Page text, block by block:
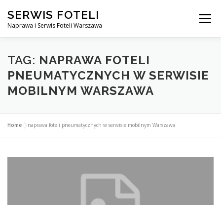
treści
SERWIS FOTELI
Naprawa i Serwis Foteli Warszawa
Menu
NAPRAWA FOTELI DENTYSTYCZNE I MEDYCZNE
CENNIK USŁUG O NAS KONTAKT
TAG: NAPRAWA FOTELI
PNEUMATYCZNYCH W SERWISIE
MOBILNYM WARSZAWA
Home »naprawa foteli pneumatycznych w serwisie mobilnym Warszawa